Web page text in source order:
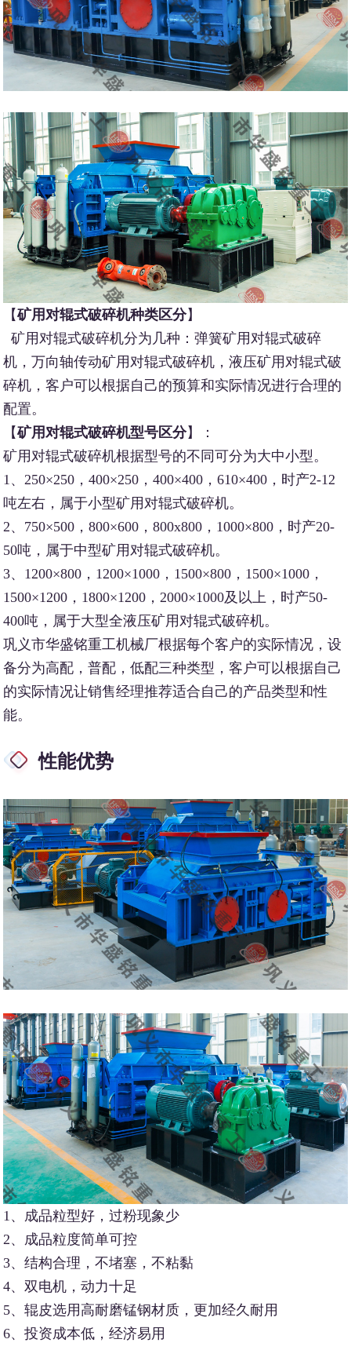
【矿用对辊式破碎机种类区分】
矿用对辊式破碎机分为几种：弹簧矿用对辊式破碎
机，万向轴传动矿用对辊式破碎机，液压矿用对辊式破
碎机，客户可以根据自己的预算和实际情况进行合理的
配置。
【矿用对辊式破碎机型号区分】：
矿用对辊式破碎机根据型号的不同可分为大中小型。
1、250×250，400×250，400×400，610×400，时产2-12
吨左右，属于小型矿用对辊式破碎机。
2、750×500，800×600，800x800，1000×800，时产20-
50吨，属于中型矿用对辊式破碎机。
3、1200×800，1200×1000，1500×800，1500×1000，
1500×1200，1800×1200，2000×1000及以上，时产50-
400吨，属于大型全液压矿用对辊式破碎机。
巩义市华盛铭重工机械厂根据每个客户的实际情况，设
备分为高配，普配，低配三种类型，客户可以根据自己
的实际情况让销售经理推荐适合自己的产品类型和性
能。
性能优势
1、成品粒型好，过粉现象少
2、成品粒度简单可控
3、结构合理，不堵塞，不粘黏
4、双电机，动力十足
5、辊皮选用高耐磨锰钢材质，更加经久耐用
6、投资成本低，经济易用